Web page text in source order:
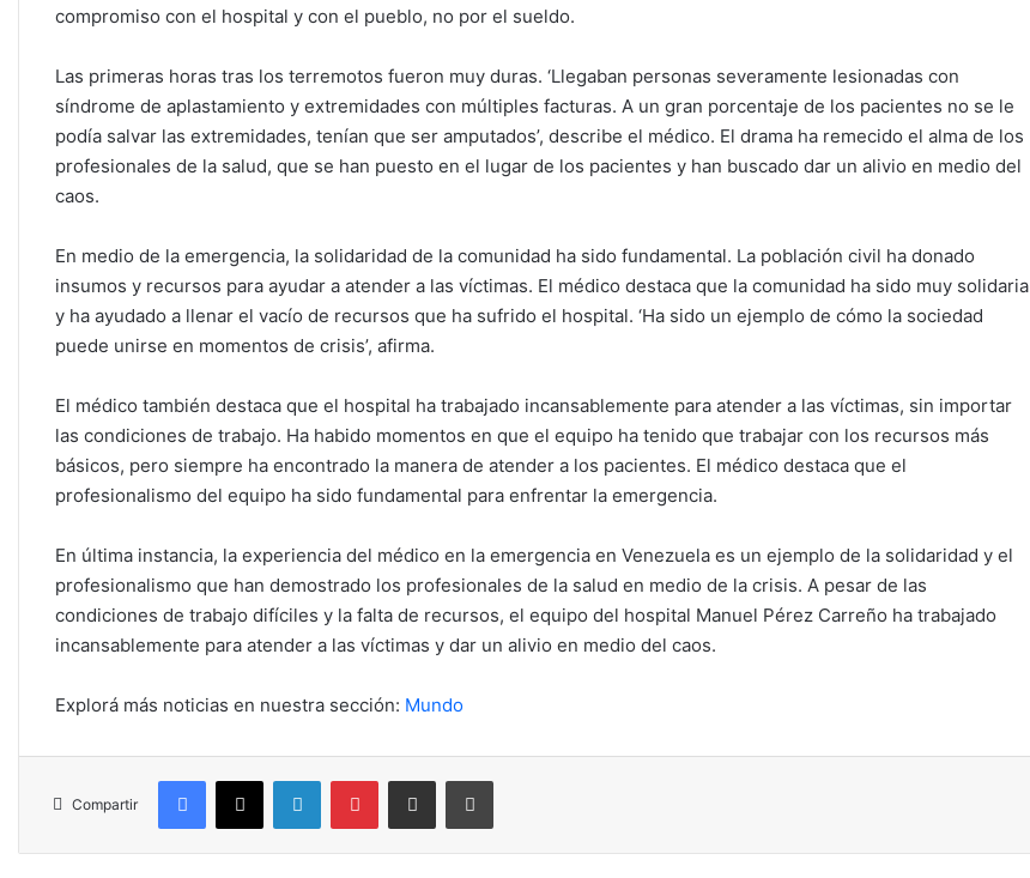
compromiso con el hospital y con el pueblo, no por el sueldo.
Las primeras horas tras los terremotos fueron muy duras. ‘Llegaban personas severamente lesionadas con
síndrome de aplastamiento y extremidades con múltiples facturas. A un gran porcentaje de los pacientes no se le
podía salvar las extremidades, tenían que ser amputados’, describe el médico. El drama ha remecido el alma de los
profesionales de la salud, que se han puesto en el lugar de los pacientes y han buscado dar un alivio en medio del
caos.
En medio de la emergencia, la solidaridad de la comunidad ha sido fundamental. La población civil ha donado
insumos y recursos para ayudar a atender a las víctimas. El médico destaca que la comunidad ha sido muy solidaria
y ha ayudado a llenar el vacío de recursos que ha sufrido el hospital. ‘Ha sido un ejemplo de cómo la sociedad
puede unirse en momentos de crisis’, afirma.
El médico también destaca que el hospital ha trabajado incansablemente para atender a las víctimas, sin importar
las condiciones de trabajo. Ha habido momentos en que el equipo ha tenido que trabajar con los recursos más
básicos, pero siempre ha encontrado la manera de atender a los pacientes. El médico destaca que el
profesionalismo del equipo ha sido fundamental para enfrentar la emergencia.
En última instancia, la experiencia del médico en la emergencia en Venezuela es un ejemplo de la solidaridad y el
profesionalismo que han demostrado los profesionales de la salud en medio de la crisis. A pesar de las
condiciones de trabajo difíciles y la falta de recursos, el equipo del hospital Manuel Pérez Carreño ha trabajado
incansablemente para atender a las víctimas y dar un alivio en medio del caos.
Explorá más noticias en nuestra sección: Mundo
Compartir
Facebook
X LinkedInPinterestCompartir por correo electrónicoImprimir